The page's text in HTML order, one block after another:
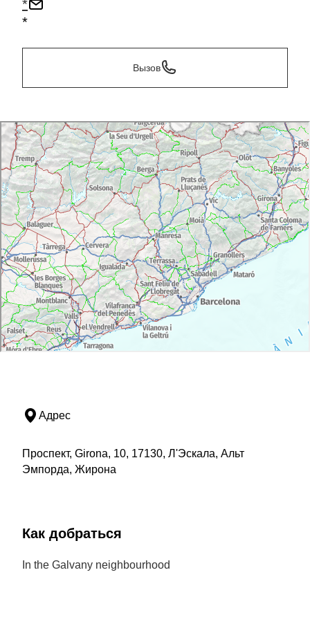
*
*
Вызов
Адрес
Проспект, Girona, 10, 17130, Л'Эскала, Альт
Эмпорда, Жирона
Как добраться
In the Galvany neighbourhood